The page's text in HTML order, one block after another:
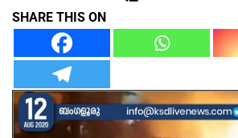
SHARE THIS ON